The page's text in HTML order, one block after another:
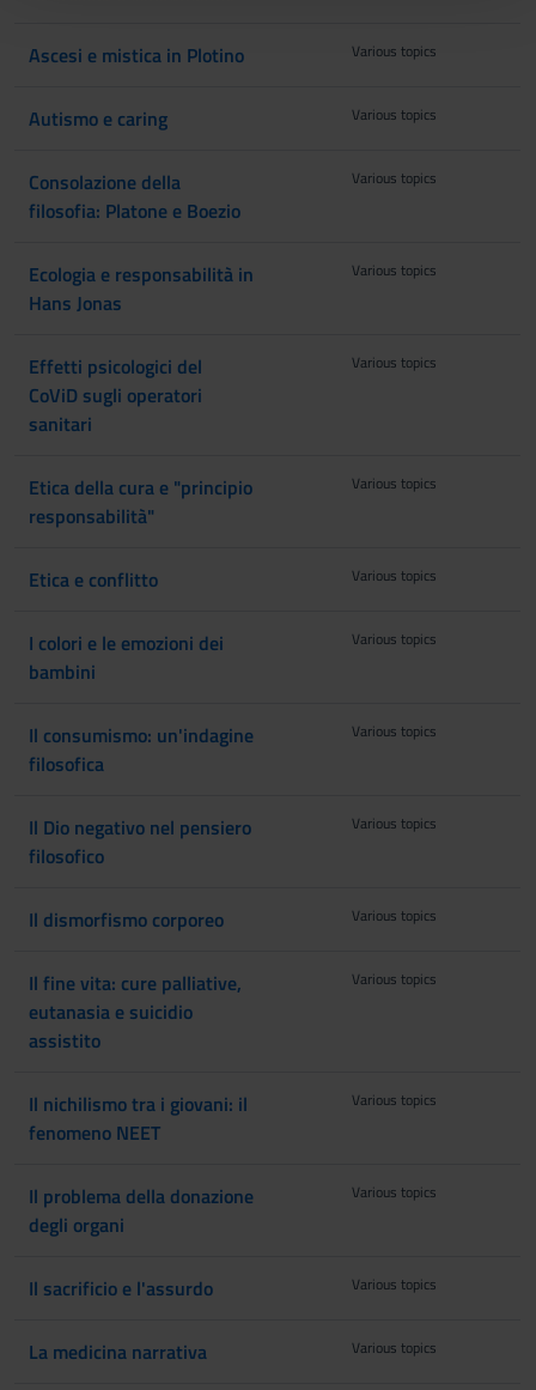
raccolto dal tuo utilizzo dei loro servizi.
Ascesi e mistica in Plotino Various topics
Autismo e caring Various topics
Consolazione della
filosofia: Platone e Boezio
Various topics
Ecologia e responsabilità in
Hans Jonas
Various topics
Effetti psicologici del
CoViD sugli operatori
sanitari
Various topics
Etica della cura e "principio
responsabilità"
Various topics
Etica e conflitto Various topics
I colori e le emozioni dei
bambini
Various topics
Il consumismo: un'indagine
filosofica
Various topics
Il Dio negativo nel pensiero
filosofico
Various topics
Il dismorfismo corporeo Various topics
Il fine vita: cure palliative,
eutanasia e suicidio
assistito
Various topics
Il nichilismo tra i giovani: il
fenomeno NEET
Various topics
Il problema della donazione
degli organi
Various topics
Il sacrificio e l'assurdo Various topics
La medicina narrativa Various topics